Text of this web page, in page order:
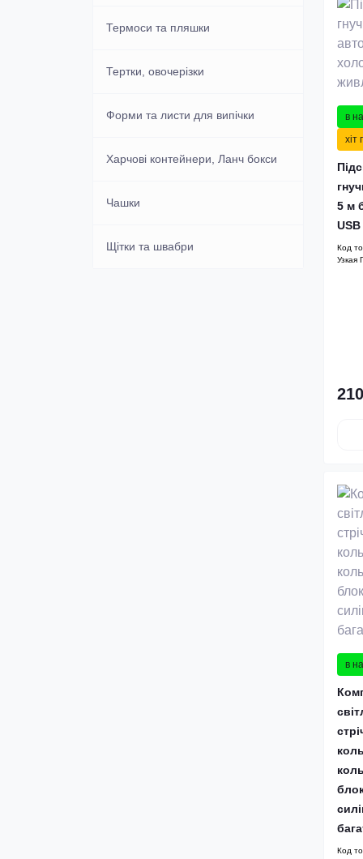
Термоси та пляшки
Тертки, овочерізки
Форми та листи для випічки
Харчові контейнери, Ланч бокси
Чашки
Щітки та швабри
в
хіт
5 м
Код
Узкая
в
Код